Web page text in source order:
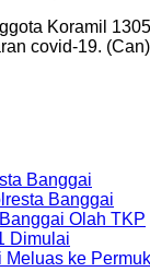
Koramil
covid-19. (Can)
Banggai
Banggai
Olah TKP
Dimulai
ke